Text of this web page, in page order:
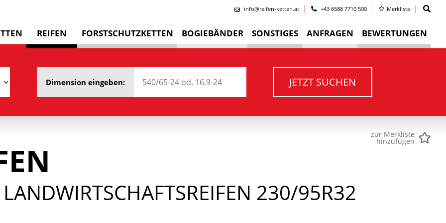
info@reifen-ketten.at +43 6588 7710 500 Merkliste
REIFEN FORSTSCHUTZKETTEN BOGIEBÄNDER SONSTIGES ANFRAGEN BEWERTUNGEN
Dimension eingeben: JETZT SUCHEN
zur Merkliste
hinzufügen
230/95R32